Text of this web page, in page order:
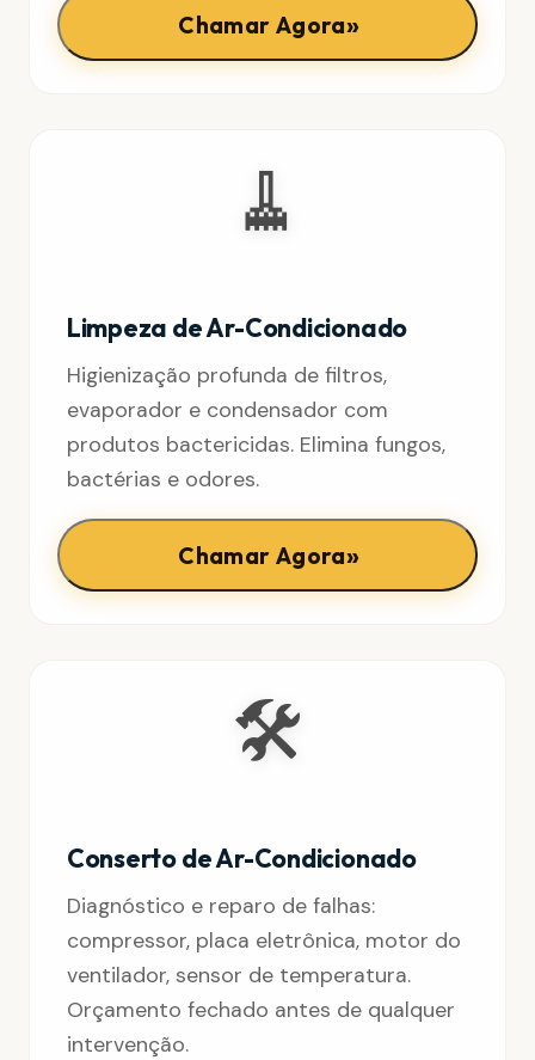
Chamar Agora»
🧹
Limpeza de Ar-Condicionado
Higienização profunda de filtros,
evaporador e condensador com
produtos bactericidas. Elimina fungos,
bactérias e odores.
Chamar Agora»
🛠️
Conserto de Ar-Condicionado
Diagnóstico e reparo de falhas:
compressor, placa eletrônica, motor do
ventilador, sensor de temperatura.
Orçamento fechado antes de qualquer
intervenção.